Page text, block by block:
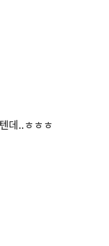
데..ㅎㅎㅎ